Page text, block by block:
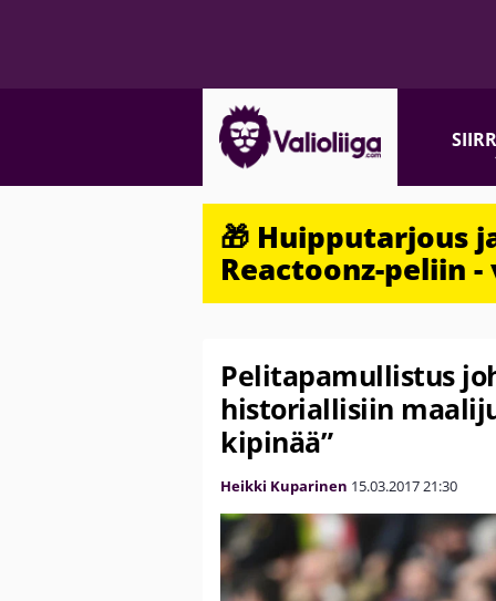
🎁 Huipputarjous
Reactoonz-peliin
Pelitapamullistus
historiallisiin
kipinää”
Heikki Kuparinen 15.03.201721:30